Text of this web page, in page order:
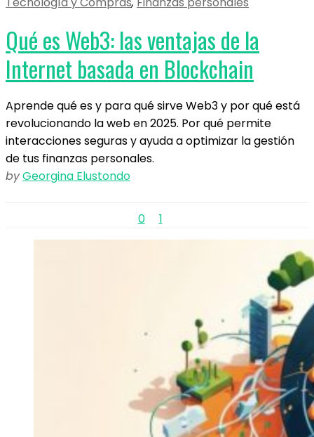
Qué es Web3: las ventajas de la
Internet basada en Blockchain
Aprende qué es y para qué sirve Web3 y por qué está
revolucionando la web en 2025. Por qué permite
interacciones seguras y ayuda a optimizar la gestión
de tus finanzas personales.
byGeorgina Elustondo
0 1